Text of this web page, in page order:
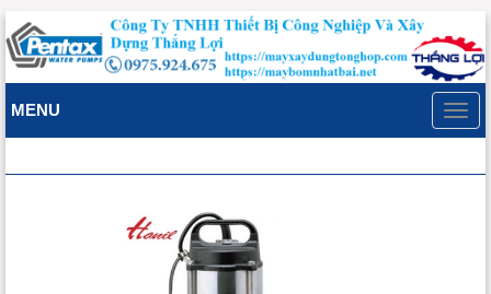
MENU